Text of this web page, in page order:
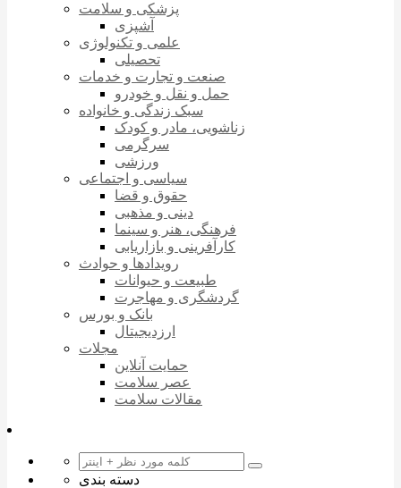
پزشکی و سلامت
آشپزی
علمی و تکنولوژی
تحصیلی
صنعت و تجارت و خدمات
حمل و نقل و خودرو
سبک زندگی و خانواده
زناشویی، مادر و کودک
سرگرمی
ورزشی
سیاسی و اجتماعی
حقوق و قضا
دینی و مذهبی
فرهنگی، هنر و سینما
کارآفرینی و بازاریابی
رویدادها و حوادث
طبیعت و حیوانات
گردشگری و مهاجرت
بانک و بورس
ارزدیجیتال
مجلات
حمایت آنلاین
عصر سلامت
مقالات سلامت
دسته بندی